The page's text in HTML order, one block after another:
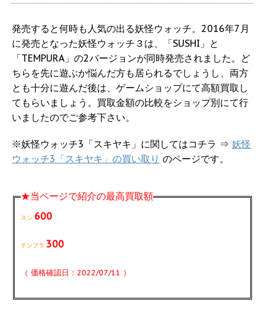
発売すると何時も人気の出る妖怪ウォッチ。2016年7月
に発売となった妖怪ウォッチ３は、「SUSHI」と
「TEMPURA」の2バージョンが同時発売されました。ど
ちらを先に遊ぶか悩んだ方も居られるでしょうし、両方
とも十分に遊んだ後は、ゲームショップにて高額買取し
てもらいましょう。買取金額の比較をショップ別にて行
いましたのでご参考下さい。
※妖怪ウォッチ3「スキヤキ」に関してはコチラ ⇒ 妖怪
ウォッチ3「スキヤキ」の買い取り のページです。
★当ページで紹介の最高買取額
スシ 600
テンプラ 300
（ 価格確認日：2022/07/11 ）